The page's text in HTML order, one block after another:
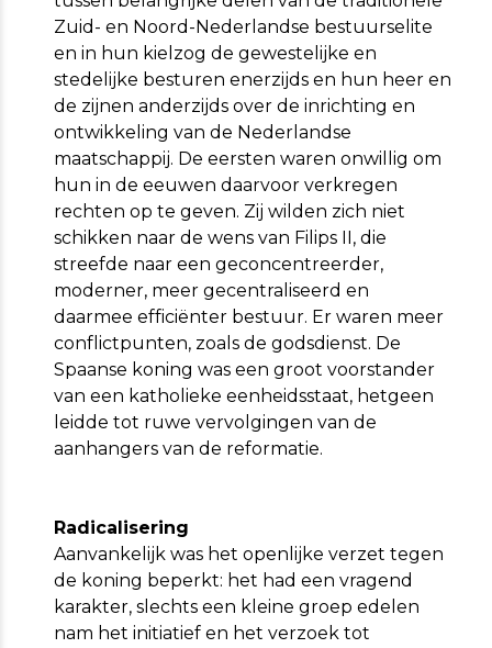
Zuid- en Noord-Nederlandse bestuurselite
en in hun kielzog de gewestelijke en
stedelijke besturen enerzijds en hun heer en
de zijnen anderzijds over de inrichting en
ontwikkeling van de Nederlandse
maatschappij. De eersten waren onwillig om
hun in de eeuwen daarvoor verkregen
rechten op te geven. Zij wilden zich niet
schikken naar de wens van Filips II, die
streefde naar een geconcentreerder,
moderner, meer gecentraliseerd en
daarmee efficiënter bestuur. Er waren meer
conflictpunten, zoals de godsdienst. De
Spaanse koning was een groot voorstander
van een katholieke eenheidsstaat, hetgeen
leidde tot ruwe vervolgingen van de
aanhangers van de reformatie.
Radicalisering
Aanvankelijk was het openlijke verzet tegen
de koning beperkt: het had een vragend
karakter, slechts een kleine groep edelen
nam het initiatief en het verzoek tot